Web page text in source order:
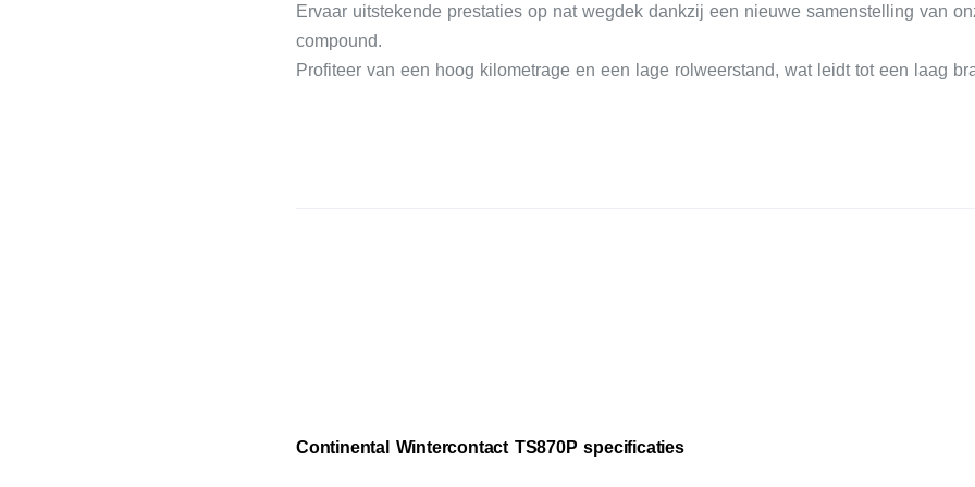
Ervaar uitstekende prestaties op nat wegdek dankzij een nieuwe samenstelling van
compound.
Profiteer van een hoog kilometrage en een lage rolweerstand, wat leidt tot een laag
Continental Wintercontact TS870P specificaties